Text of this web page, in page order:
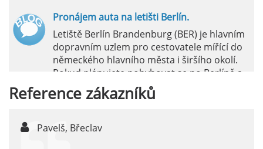
Pronájem auta na letišti Berlín.
Letiště Berlín Brandenburg (BER) je hlavním
dopravním uzlem pro cestovatele mířící do
německého hlavního města i širšího okolí.
Pokud plánujete pohybovat se po Berlíně a
okolních regionech bez omezení, pronájem
auta přímo na letišti je ideální volbou.
Reference zákazníků
Pavelš, Břeclav